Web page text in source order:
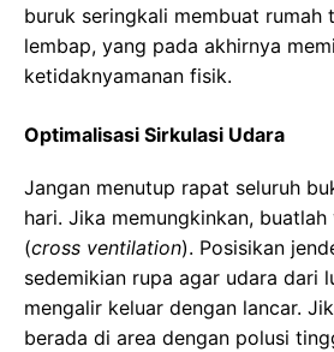
buruk seringkali membuat rumah
lembap, yang pada akhirnya
ketidaknyamanan fisik.
Optimalisasi Sirkulasi Udara
Jangan menutup rapat seluruh
hari. Jika memungkinkan,
(cross ventilation). Posisikan
sedemikian rupa agar udara dari
mengalir keluar dengan lancar.
berada di area dengan polusi